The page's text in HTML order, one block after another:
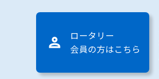
ロータリー
会員の方はこちら